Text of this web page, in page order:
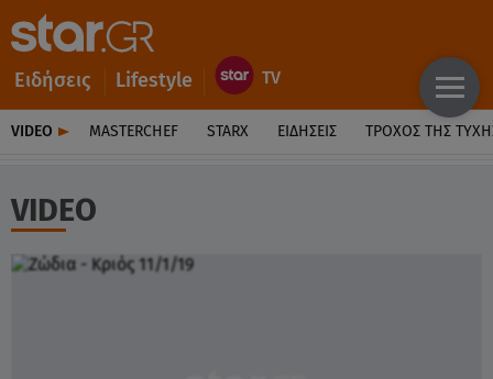
Ειδήσεις Lifestyle
VIDEO MASTERCHEF STARX ΕΙΔΉΣΕΙΣ ΤΡΟΧΌΣ ΤΗΣ
VIDEO